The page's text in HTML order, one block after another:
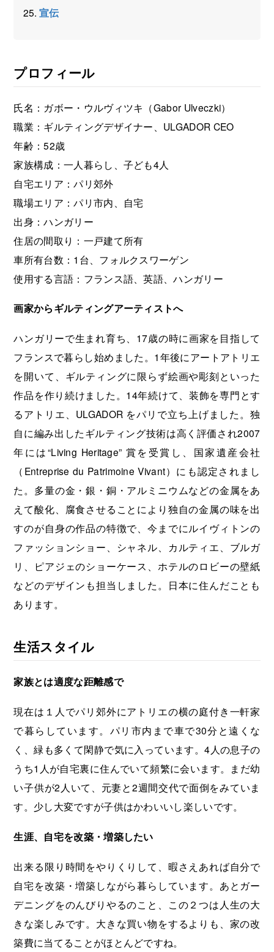
宣伝
プロフィール
氏名：ガボー・ウルヴィツキ（Gabor Ulveczki）
職業：ギルティングデザイナー、ULGADOR CEO
年齢：52歳
家族構成：一人暮らし、子ども4人
自宅エリア：パリ郊外
職場エリア：パリ市内、自宅
出身：ハンガリー
住居の間取り：一戸建て所有
車所有台数：1台、フォルクスワーゲン
使用する言語：フランス語、英語、ハンガリー
画家からギルティングアーティストへ
ハンガリーで生まれ育ち、17歳の時に画家を目指して
フランスで暮らし始めました。1年後にアートアトリエ
を開いて、ギルティングに限らず絵画や彫刻といった
作品を作り続けました。14年続けて、装飾を専門とす
るアトリエ、ULGADOR をパリで立ち上げました。独
自に編み出したギルティング技術は高く評価され2007
年には“Living Heritage” 賞を受賞し、国家遺産会社
（Entreprise du Patrimoine Vivant）にも認定されまし
た。多量の金・銀・銅・アルミニウムなどの金属をあ
えて酸化、腐食させることにより独自の金属の味を出
すのが自身の作品の特徴で、今までにルイヴィトンの
ファッションショー、シャネル、カルティエ、ブルガ
リ、ピアジェのショーケース、ホテルのロビーの壁紙
などのデザインも担当しました。日本に住んだことも
あります。
生活スタイル
家族とは適度な距離感で
現在は１人でパリ郊外にアトリエの横の庭付き一軒家
で暮らしています。パリ市内まで車で30分と遠くな
く、緑も多くて閑静で気に入っています。4人の息子の
うち1人が自宅裏に住んでいて頻繁に会います。まだ幼
い子供が2人いて、元妻と2週間交代で面倒をみていま
す。少し大変ですが子供はかわいいし楽しいです。
生涯、自宅を改築・増築したい
出来る限り時間をやりくりして、暇さえあれば自分で
自宅を改築・増築しながら暮らしています。あとガー
デニングをのんびりやるのこと、この２つは人生の大
きな楽しみです。大きな買い物をするよりも、家の改
築費に当てることがほとんどですね。